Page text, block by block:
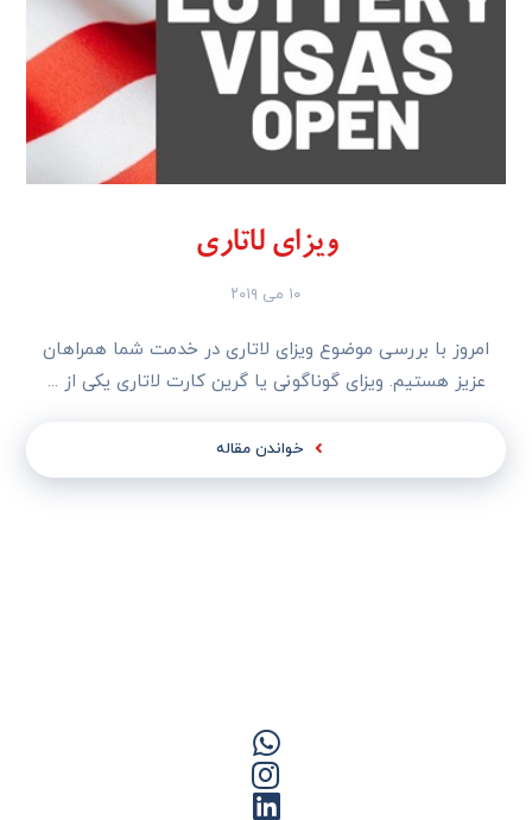
ویزای لاتاری
۱۰ می ۲۰۱۹
امروز با بررسی موضوع ویزای لاتاری در خدمت شما همراهان
عزیز هستیم. ویزای گوناگونی یا گرین کارت لاتاری یکی از ...
خواندن مقاله